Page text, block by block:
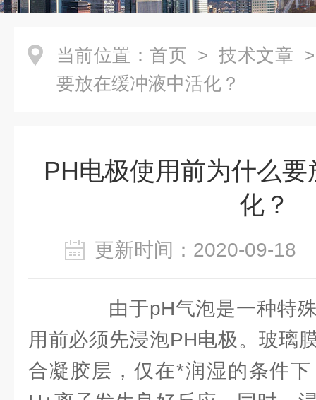
当前位置： 首页 > 技术文章
要放在缓冲液中活化？
PH电极使用前为什么
化？
更新时间：2020-09-
由于pH气泡是一种特殊
用前必须先浸泡PH电极。玻璃
合凝胶层，仅在*润湿的条件